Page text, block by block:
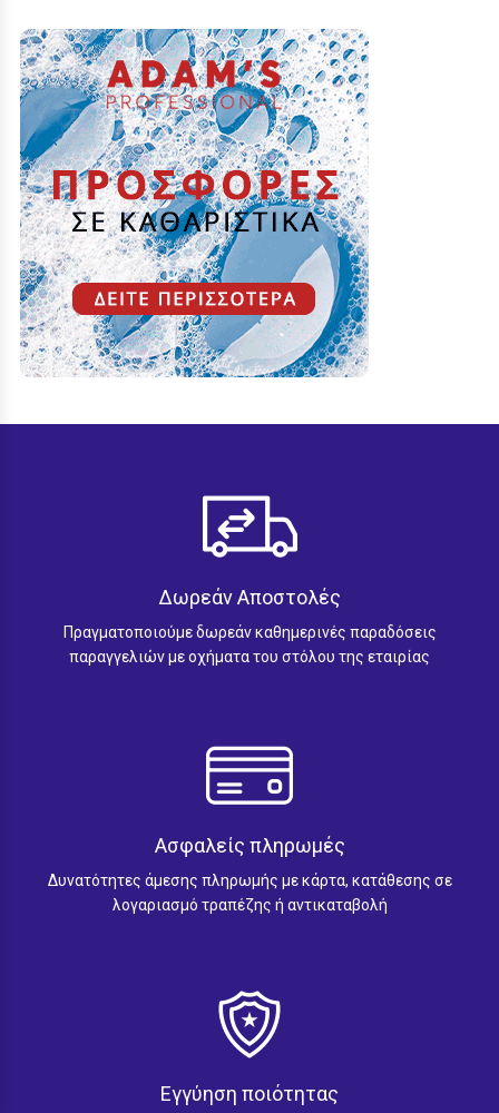
Δωρεάν Αποστολές
Πραγματοποιούμε δωρεάν καθημερινές παραδόσεις
παραγγελιών με οχήματα του στόλου της εταιρίας
Ασφαλείς πληρωμές
Δυνατότητες άμεσης πληρωμής με κάρτα, κατάθεσης σε
λογαριασμό τραπέζης ή αντικαταβολή
Εγγύηση ποιότητας